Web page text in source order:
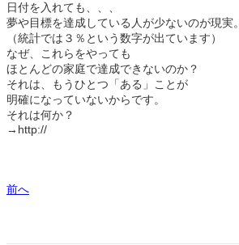
日付を入れても、、、
夢や目標を達成している人が少ないのが現実。
（統計では３％という数字が出ています）
なぜ、これらをやっても
ほとんどの家庭で達成できないのか？
それは、もうひとつ「ある」ことが
明確になっていないからです。
それは何か？
→http://
前へ